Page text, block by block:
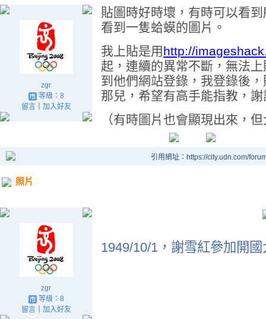
zgr
等級：8
留言｜ 加入好友
貼圖時好時壞，有時可以看
看到一隻蛤蟆的圖片。
我上貼是用 http://
起，連續的異常不斷，無法
到他們網站登錄，我登錄後
那兒，希望有高手能指教，謝
（有時圖片也會顯現出來，
引用網址：https://city.udn.com/
照片
zgr
等級：8
留言｜ 加入好友
1949/10/1，謝雪紅參加開